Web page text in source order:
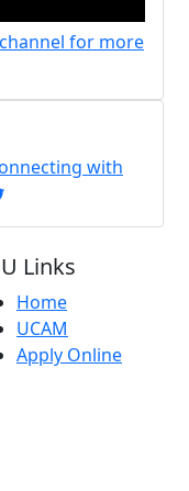
for more
with
Links
Home
UCAM
Apply Online